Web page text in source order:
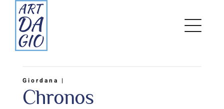
Inhalt
springen
Giordana |
Chronos